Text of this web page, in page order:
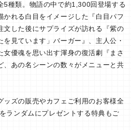
5種類。物語の中で約1,300回登場する
かれる白目をイメージした『白目パフ
文した後にサプライズが訪れる『紫の
見ています」バーガー』、主人公・
女優魂を思い出す渾身の復活劇『まさ
、あの名シーンの数々がメニューと共
ッズの販売やカフェご利用のお客様全
ランダムにプレゼントする特典もご